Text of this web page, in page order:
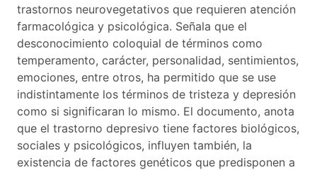
trastornos neurovegetativos que requieren atención
farmacológica y psicológica. Señala que el
desconocimiento coloquial de términos como
temperamento, carácter, personalidad, sentimientos,
emociones, entre otros, ha permitido que se use
indistintamente los términos de tristeza y depresión
como si significaran lo mismo. El documento, anota
que el trastorno depresivo tiene factores biológicos,
sociales y psicológicos, influyen también, la
existencia de factores genéticos que predisponen a